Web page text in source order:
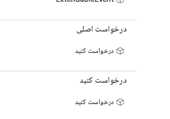
درخواست اصلی
درخواست کنید
درخواست کنید
درخواست کنید